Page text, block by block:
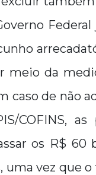
meio da
caso de não
COFINS, as
os R$ 60
uma vez que